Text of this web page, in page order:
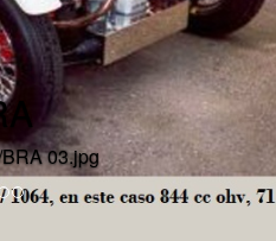
de Kent (Reino
el automóvil fue montado
Wiles comentó que
primero de un número
alta calidad, etc.
03.jpg